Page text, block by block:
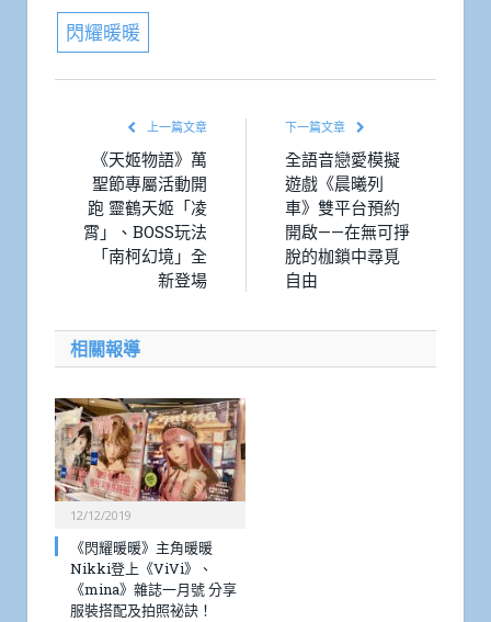
閃耀暖暖
上一篇文章
《天姬物語》萬
聖節專屬活動開
跑 靈鶴天姬「凌
霄」、BOSS玩法
「南柯幻境」全
新登場
下一篇文章
全語音戀愛模擬
遊戲《晨曦列
車》雙平台預約
開啟——在無可掙
脫的枷鎖中尋覓
自由
相關報導
12/12/2019
《閃耀暖暖》主角暖暖
Nikki登上《ViVi》、
《mina》雜誌一月號 分享
服裝搭配及拍照祕訣！